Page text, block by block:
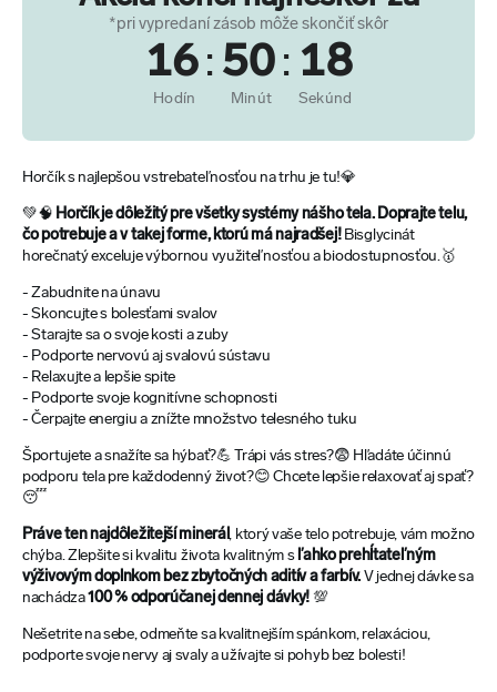
*pri vypredaní zásob môže skončiť skôr
16 : 50 : 17
Hodín Minút Sekúnd
Horčík s najlepšou vstrebateľnosťou na trhu je tu!💎
💚🧠 Horčík je dôležitý pre všetky systémy nášho tela. Doprajte telu,
čo potrebuje a v takej forme, ktorú má najradšej!Bisglycinát
horečnatý exceluje výbornou využiteľnosťou a biodostupnosťou.🥇
- Zabudnite na únavu
- Skoncujte s bolesťami svalov
- Starajte sa o svoje kosti a zuby
- Podporte nervovú aj svalovú sústavu
- Relaxujte a lepšie spite
- Podporte svoje kognitívne schopnosti
- Čerpajte energiu a znížte množstvo telesného tuku
Športujete a snažíte sa hýbať?💪 Trápi vás stres?😨 Hľadáte účinnú
podporu tela pre každodenný život?😊 Chcete lepšie relaxovať aj spať?
😴
Práve ten najdôležitejší minerál , ktorý vaše telo potrebuje, vám možno
chýba. Zlepšite si kvalitu života kvalitným s ľahko prehĺtateľným
výživovým doplnkom bez zbytočných aditív a farbív. V jednej dávke sa
nachádza100 % odporúčanej dennej dávky! 💯
Nešetrite na sebe, odmeňte sa kvalitnejším spánkom, relaxáciou,
podporte svoje nervy aj svaly a užívajte si pohyb bez bolesti!